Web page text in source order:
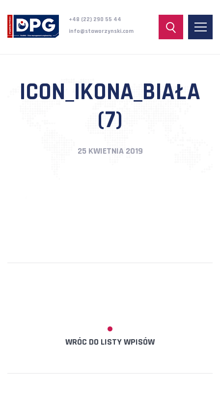
+48 (22) 290 55 44
info@staworzynski.com
ICON_IKONA_BIAŁA
(7)
25 KWIETNIA 2019
WRÓC DO LISTY WPISÓW